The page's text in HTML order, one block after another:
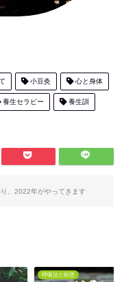
小豆灸 心と身体
養生セラピー 養生訓
、2022年がやってきます
呼吸法と瞑想